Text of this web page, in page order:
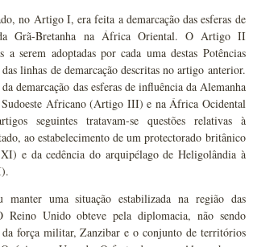
no Artigo I, era feita a demarcação das esferas de
Grã-Bretanha na África Oriental. O Artigo II
a serem adoptadas por cada uma destas Potências
linhas de demarcação descritas no artigo anterior.
demarcação das esferas de influência da Alemanha
Sudoeste Africano (Artigo III) e na África Ocidental
seguintes tratavam-se questões relativas à
ao estabelecimento de um protectorado britânico
e da cedência do arquipélago de Heligolândia à
manter uma situação estabilizada na região das
Reino Unido obteve pela diplomacia, não sendo
da força militar, Zanzibar e o conjunto de territórios